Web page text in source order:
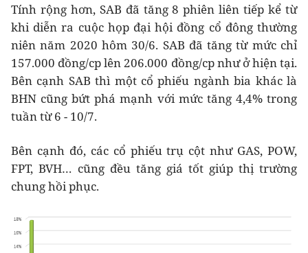
Tính rộng hơn, SAB đã tăng 8 phiên liên tiếp kể từ
khi diễn ra cuộc họp đại hội đồng cổ đông thường
niên năm 2020 hôm 30/6. SAB đã tăng từ mức chỉ
157.000 đồng/cp lên 206.000 đồng/cp như ở hiện tại.
Bên cạnh SAB thì một cổ phiếu ngành bia khác là
BHN cũng bứt phá mạnh với mức tăng 4,4% trong
tuần từ 6 - 10/7.
Bên cạnh đó, các cổ phiếu trụ cột như GAS, POW,
FPT, BVH… cũng đều tăng giá tốt giúp thị trường
chung hồi phục.